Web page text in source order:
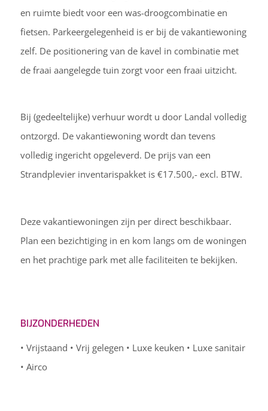
en ruimte biedt voor een was-droogcombinatie en
fietsen. Parkeergelegenheid is er bij de vakantiewoning
zelf. De positionering van de kavel in combinatie met
de fraai aangelegde tuin zorgt voor een fraai uitzicht.
Bij (gedeeltelijke) verhuur wordt u door Landal volledig
ontzorgd. De vakantiewoning wordt dan tevens
volledig ingericht opgeleverd. De prijs van een
Strandplevier inventarispakket is €17.500,- excl. BTW.
Deze vakantiewoningen zijn per direct beschikbaar.
Plan een bezichtiging in en kom langs om de woningen
en het prachtige park met alle faciliteiten te bekijken.
BIJZONDERHEDEN
• Vrijstaand • Vrij gelegen • Luxe keuken • Luxe sanitair
• Airco